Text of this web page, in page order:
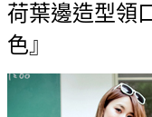
荷葉邊造型領
色』